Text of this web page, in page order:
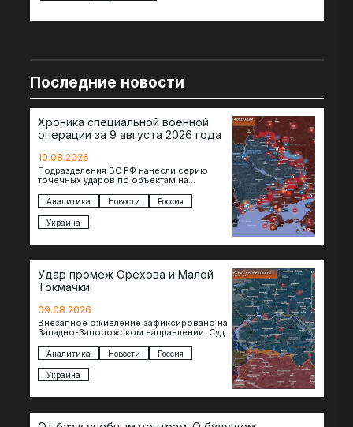
Последние новости
Хроника специальной военной
операции за 9 августа 2026 года
10.08.2026
Подразделения ВС РФ нанесли серию
точечных ударов по объектам на
Житомире, объект в Киеве, особо…
Аналитика Новости Россия
Украина
Удар промеж Орехова и Малой
Токмачки
09.08.2026
Внезапное оживление зафиксировано на
Западно-Запорожском направлении. Судя
подразделения предприняли рывок в
сторону западных окраин Малой
Токмачки…
Аналитика Новости Россия
Украина